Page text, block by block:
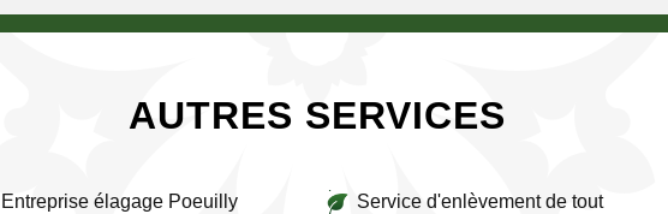
AUTRES SERVICES
Entreprise élagage Poeuilly
Service d'enlèvement de tout